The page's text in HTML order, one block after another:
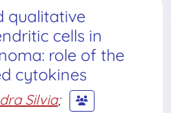
qualitative
cells in
role of the
cytokines
Silvia;